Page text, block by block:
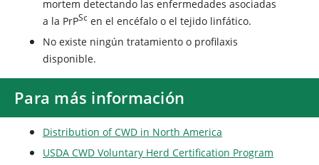
mortem detectando las enfermedades asociadas
a la PrP​Sc en el encéfalo o el tejido linfático.
No existe ningún tratamiento o profilaxis
disponible.
Para más información
Distribution of CWD in North America
USDA CWD Voluntary Herd Certification Program